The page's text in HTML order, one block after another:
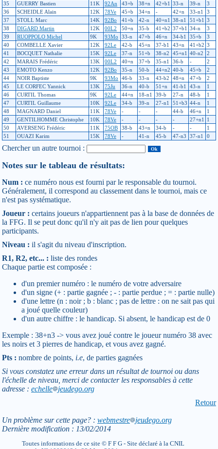
35
GUERRY Bastien 11K 92An 43+b 38+n 42+b1 33-n 39-n
3
36
SCHEIDLE Alain 12K 78Ve 45+b 34+n - 42+n 33-n1
3
37
STOLL Marc 14K 92Bo 41+b 42-n 40+n1 38-n1 51+b1 3
38
DIGARD Martin 12K 00L2 50+n 35-b 41+b2 37+b1 34-n
3
39
RUOPPOLO Michel 9K 93Mo 33-n 47+b 46+n 34-b1 35+b
3
40
COMBELLE Xavier 12K 92Le 42-b 45+n 37-b1 43+n 41+b2 3
41
BOCQUET Nathalie 15K 92Le 37-n 51+b 38-n2 45+n1 40-n2
2
42
MARAIS Frédéric 13K 00L2 40+n 37+b 35-n1 36-b -
2
43
EMOTO Kenzo 12K 92Bo 35-n 50-b 44+n2 40-b 45+b
2
44
NOIR Baptiste 9K 93Mo 46-b 33-n 43-b2 48+n 47+b
2
45
LE CORFEC Yannick 13K 75Ju 36-n 40-b 51+n 41-b1 43-n
1
46
CURTIL Thomas 9K 92Le 44+n 18-n1 39-b 27-n 48-b
1
47
CURTIL Guillaume 10K 92Le 34-b 39-n 27-n1 51+b3 44-n
1
48
MAGNARD Daniel 11K 78Ve - - - 44-b 46+n
1
49
GENTILHOMME Christophe 10K 78Ve - - - - 27+n1
1
50
AVERSENG Frédéric 11K 75OB 38-b 43+n 34-b - -
1
51
OUAZI Karim 15K 78Ve - 41-n 45-b 47-n3 37-n1 0
Chercher un autre tournoi :
Notes sur le tableau de résultats:
Num : ce numéro nous est fourni par le responsable du tournoi.
Généralement, il correspond au classement dans le tournoi, mais ce
n'est pas systématique.
Joueur : certains joueurs n'appartiennent pas à la base de données de
la FFG. Il se peut donc qu'il n'y ait pas de lien pour quelques
participants.
Niveau : il s'agit du niveau d'inscription.
R1, R2, etc... : liste des rondes
Chaque partie est composée :
d'un premier numéro : le numéro de votre adversaire
d'un signe (+ : partie gagnée ; - : partie perdue ; = : partie nulle)
d'une lettre (n : noir ; b : blanc ; pas de lettre : on ne sait pas qui
a joué quelle couleur)
d'un autre chiffre : le handicap. Si absent, le handicap est de 0
Exemple : 38+n3 -> vous avez joué contre le joueur numéro 38 avec
les noirs et 3 pierres de handicap, et vous avez gagné.
Pts : nombre de points, i.e, de parties gagnées
Si vous constatez une erreur dans un résultat de tournoi ou dans
l'échelle de niveau, merci de contacter les responsables à cette
adresse : echelle
jeudego.org
Retour
Un problème sur cette page? : webmestre
jeudego.org
Dernière modification : 13/02/2014
Toutes informations de ce site © F F G - Site déclaré à la CNIL